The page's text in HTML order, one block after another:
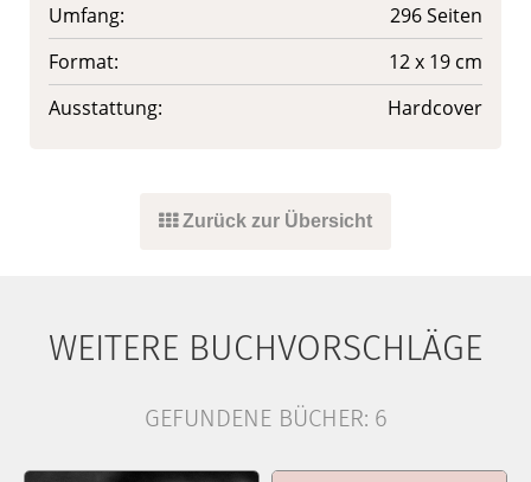
Umfang:
296 Seiten
Format:
12 x 19 cm
Ausstattung:
Hardcover
Zurück zur Übersicht
WEITERE BUCHVORSCHLÄGE
GEFUNDENE BÜCHER: 6